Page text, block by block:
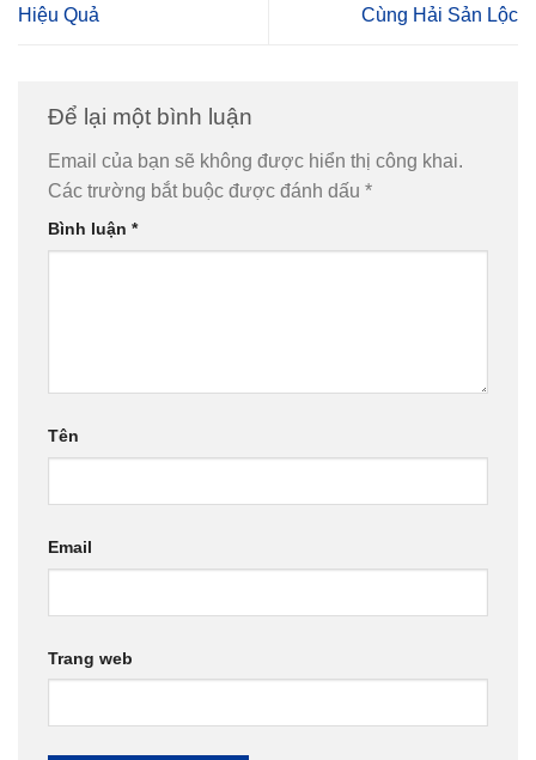
Hiệu Quả
Cùng Hải Sản Lộc
Để lại một bình luận
Email của bạn sẽ không được hiển thị công khai.
Các trường bắt buộc được đánh dấu *
Bình luận *
Tên
Email
Trang web